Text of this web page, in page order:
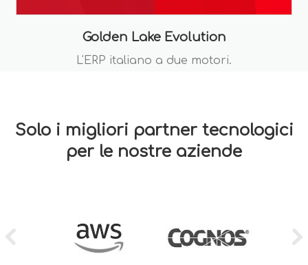
Golden Lake Evolution
L'ERP italiano a due motori.
Solo i migliori partner tecnologici
per le nostre aziende